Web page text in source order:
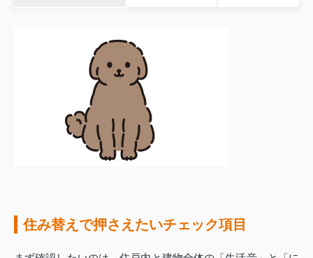
住み替えで押さえたいチェック項目